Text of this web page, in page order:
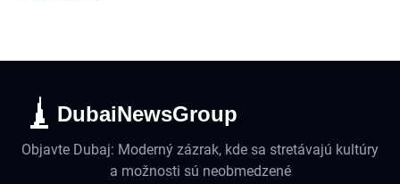
DubaiNewsGroup
Objavte Dubaj: Moderný zázrak, kde sa stretávajú kultúry
a možnosti sú neobmedzené